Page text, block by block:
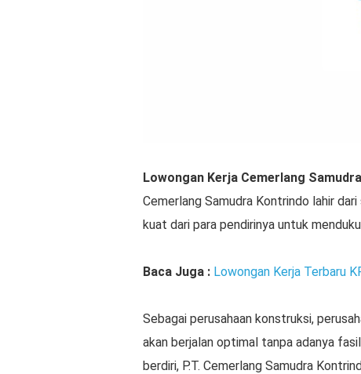
Lowongan Kerja Cemerlang
Cemerlang Samudra Kontrindo lahir
kuat dari para pendirinya untuk
Baca Juga : Lowongan Kerja Terbaru
Sebagai perusahaan konstruksi,
akan berjalan optimal tanpa adanya
berdiri, P.T. Cemerlang Samudra